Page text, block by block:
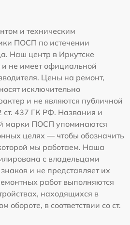
и техническим
ПОСП по истечении
Наш центр в Иркутске
и не имеет официальной
Цены на ремонт,
исключительно
и не являются публичной
ст. 437 ГК РФ. Названия и
марки ПОСП упоминаются
целях — чтобы обозначить
мы работаем. Наша
с владельцами
и не представляет их
работ выполняются
находящихся в
обороте, в соответствии со ст.